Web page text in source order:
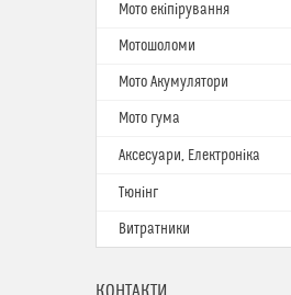
Мото екіпірування
Мотошоломи
Мото Акумулятори
Мото гума
Аксесуари, Електроніка
Тюнінг
Витратники